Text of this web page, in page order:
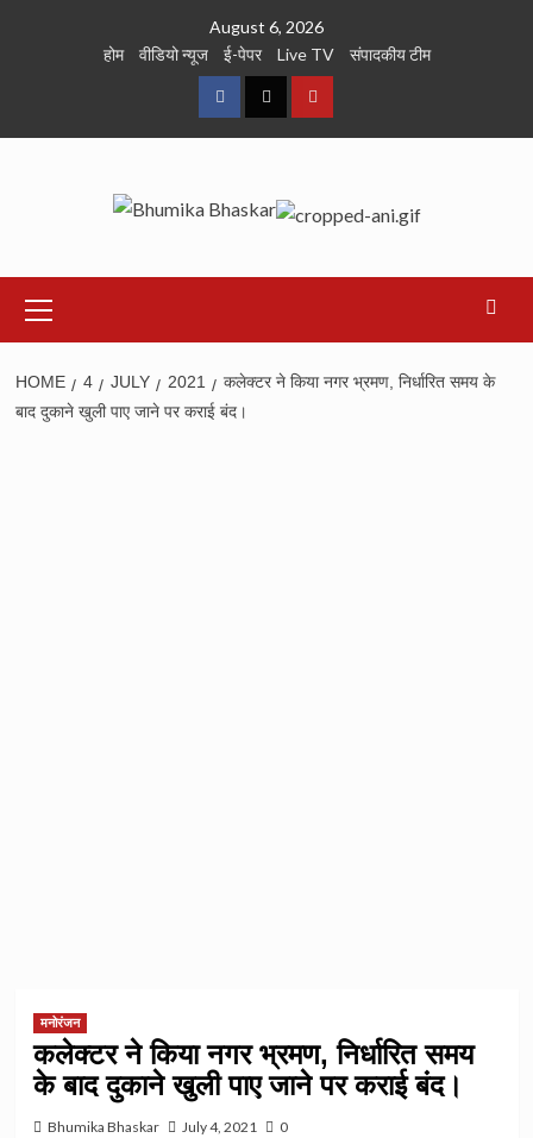
August 6, 2026
होम
वीडियो न्यूज ई-पेपर Live TV संपादकीय टीम
FacebookTwitterYoutube
Menu
HOME 4 JULY 2021
कलेक्टर ने किया नगर भ्रमण, निर्धारित समय के
बाद दुकाने खुली पाए जाने पर कराई बंद।
मनोरंजन
कलेक्टर ने किया नगर भ्रमण, निर्धारित समय
के बाद दुकाने खुली पाए जाने पर कराई बंद।
Bhumika Bhaskar July 4, 2021 0